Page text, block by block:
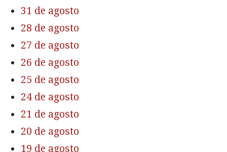
31 de agosto
28 de agosto
27 de agosto
26 de agosto
25 de agosto
24 de agosto
21 de agosto
20 de agosto
19 de agosto